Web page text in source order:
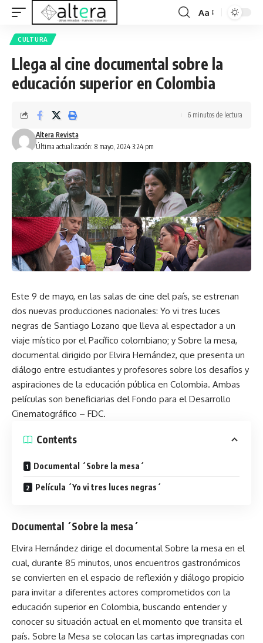
Aa
CULTURA
Llega al cine documental sobre la
educación superior en Colombia
Última actualización: 8 mayo, 2024 3:24 pm
Altera Revista
6 minutos de lectura
Este 9 de mayo, en las salas de cine del país, se estrenan
dos nuevas producciones nacionales: Yo vi tres luces
negras de Santiago Lozano que lleva al espectador a un
viaje místico por el Pacífico colombiano; y Sobre la mesa,
documental dirigido por Elvira Hernández, que presenta un
diálogo entre estudiantes y profesores sobre los desafíos y
aspiraciones de la educación pública en Colombia. Ambas
películas son beneficiarias del Fondo para el Desarrollo
Cinematográfico – FDC.
Contents
Documental ´Sobre la mesa´
Película ´Yo vi tres luces negras´
Documental ´Sobre la mesa´
Elvira Hernández dirige el documental Sobre la mesa en el
cual, durante 85 minutos, unos encuentros gastronómicos
se convierten en el espacio de reflexión y diálogo propicio
para invitar a diferentes actores comprometidos con la
educación superior en Colombia, buscando entender y
conocer su situación actual en el momento que transita el
país. Sobre la Mesa se colocan las cartas impregnadas con